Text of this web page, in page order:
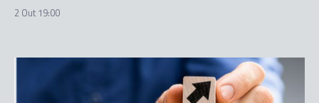
2 Out 19:00